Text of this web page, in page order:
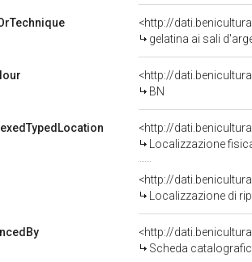
<http://
gelatina ai sali
<http://
BN
<http://
Localizzazione
<http://
Localizzazione di
<http://
Scheda